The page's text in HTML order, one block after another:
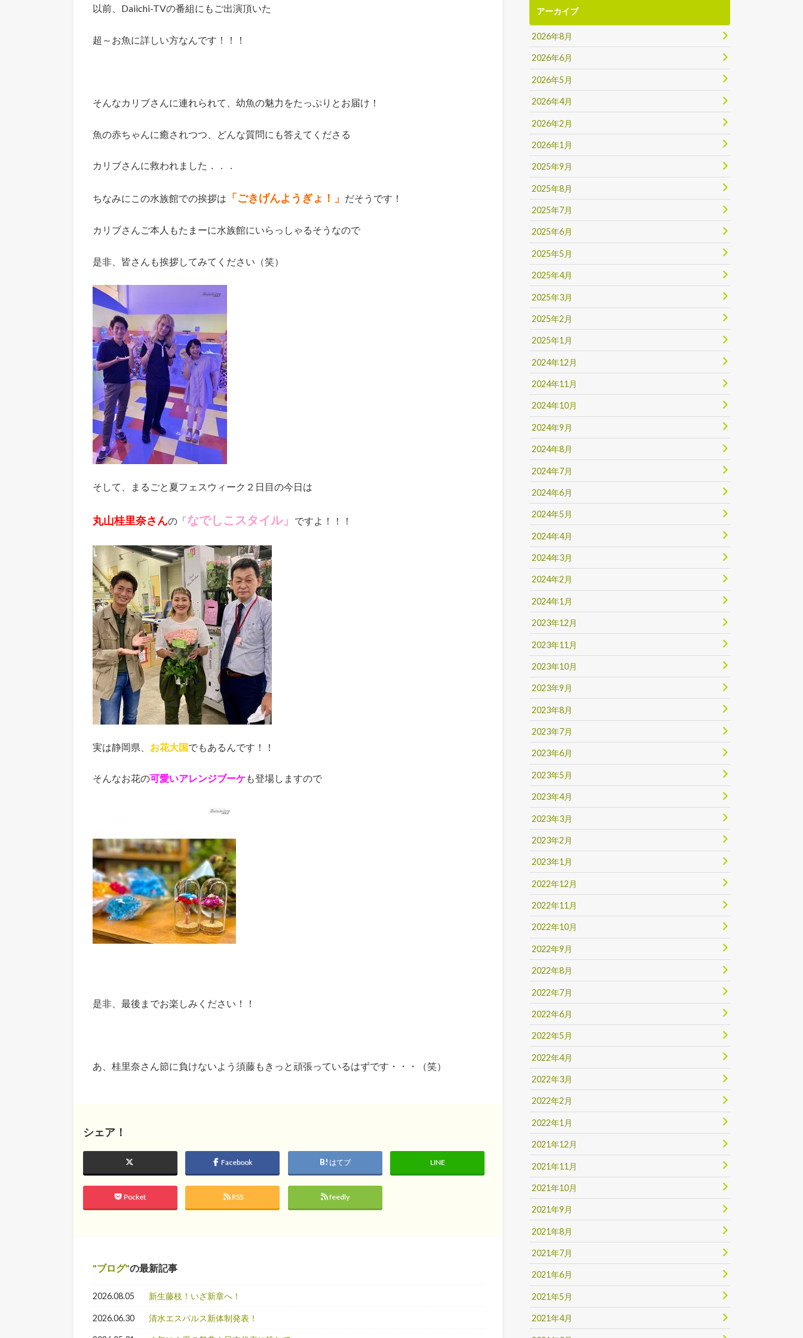
以前、Daiichi-TVの番組にもご出演頂いた
超～お魚に詳しい方なんです！！！
そんなカリブさんに連れられて、幼魚の魅力をたっぷりとお届け！
魚の赤ちゃんに癒されつつ、どんな質問にも答えてくださる
カリブさんに救われました．．．
ちなみにこの水族館での挨拶は 「ごきげんようぎょ！」 だそうです！
カリブさんご本人もたまーに水族館にいらっしゃるそうなので
是非、皆さんも挨拶してみてください（笑）
そして、まるごと夏フェスウィーク２日目の今日は
丸山桂里奈さんの「なでしこスタイル」 ですよ！！！
実は静岡県、 お花大国でもあるんです！！
そんなお花の可愛いアレンジブーケも登場しますので
是非、最後までお楽しみください！！
あ、桂里奈さん節に負けないよう須藤もきっと頑張っているはずです・・・（笑）
シェア！
Facebook はてブ LINE
Pocket RSS feedly
ブログ の最新記事
2026.08.05 新生藤枝！いざ新章へ！
2026.06.30 清水エスパルス新体制発表！
アーカイブ
2026年8月
2026年6月
2026年5月
2026年4月
2026年2月
2026年1月
2025年9月
2025年8月
2025年7月
2025年6月
2025年5月
2025年4月
2025年3月
2025年2月
2025年1月
2024年12月
2024年11月
2024年10月
2024年9月
2024年8月
2024年7月
2024年6月
2024年5月
2024年4月
2024年3月
2024年2月
2024年1月
2023年12月
2023年11月
2023年10月
2023年9月
2023年8月
2023年7月
2023年6月
2023年5月
2023年4月
2023年3月
2023年2月
2023年1月
2022年12月
2022年11月
2022年10月
2022年9月
2022年8月
2022年7月
2022年6月
2022年5月
2022年4月
2022年3月
2022年2月
2022年1月
2021年12月
2021年11月
2021年10月
2021年9月
2021年8月
2021年7月
2021年6月
2021年5月
2021年4月